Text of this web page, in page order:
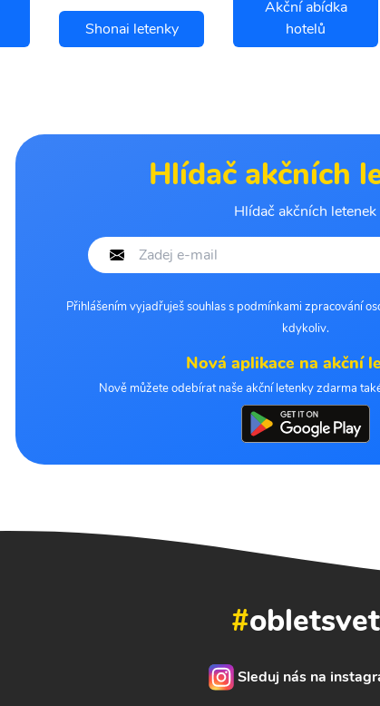
Shonai letenky
Akční abídka
hotelů
Hlídač akčních
Hlídač akčních letenek
Přihlášením vyjadřuješ souhlas s podmínkami zpracování
kdykoliv.
Nová aplikace na akční
Nově můžete odebírat naše akční letenky zdarma
#obletsvet
Sleduj nás na